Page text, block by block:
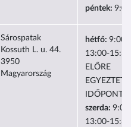
péntek:
Sárospatak
Kossuth L. u. 44.
3950
Magyarország
hétfő: 9:00-
13:00-15:30
ELŐRE
szerda:
13:00-15:30